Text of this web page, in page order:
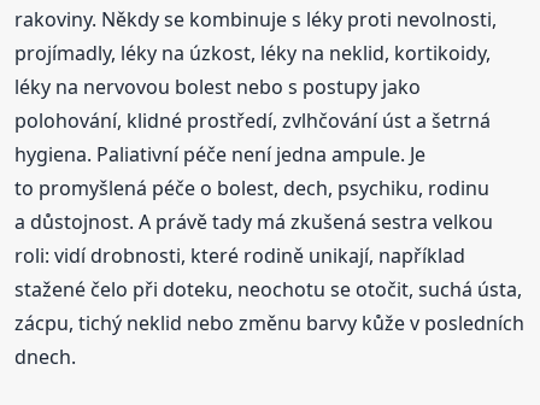
rakoviny. Někdy se kombinuje s léky proti nevolnosti,
projímadly, léky na úzkost, léky na neklid, kortikoidy,
léky na nervovou bolest nebo s postupy jako
polohování, klidné prostředí, zvlhčování úst a šetrná
hygiena. Paliativní péče není jedna ampule. Je
to promyšlená péče o bolest, dech, psychiku, rodinu
a důstojnost. A právě tady má zkušená sestra velkou
roli: vidí drobnosti, které rodině unikají, například
stažené čelo při doteku, neochotu se otočit, suchá ústa,
zácpu, tichý neklid nebo změnu barvy kůže v posledních
dnech.